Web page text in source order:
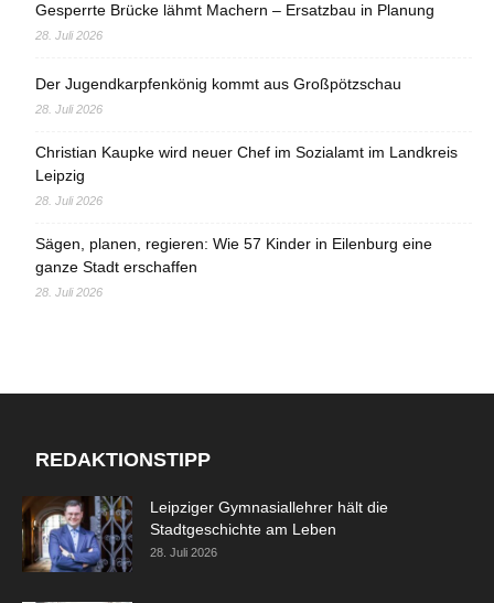
Gesperrte Brücke lähmt Machern – Ersatzbau in Planung
28. Juli 2026
Der Jugendkarpfenkönig kommt aus Großpötzschau
28. Juli 2026
Christian Kaupke wird neuer Chef im Sozialamt im Landkreis
Leipzig
28. Juli 2026
Sägen, planen, regieren: Wie 57 Kinder in Eilenburg eine
ganze Stadt erschaffen
28. Juli 2026
REDAKTIONSTIPP
Leipziger Gymnasiallehrer hält die
Stadtgeschichte am Leben
28. Juli 2026